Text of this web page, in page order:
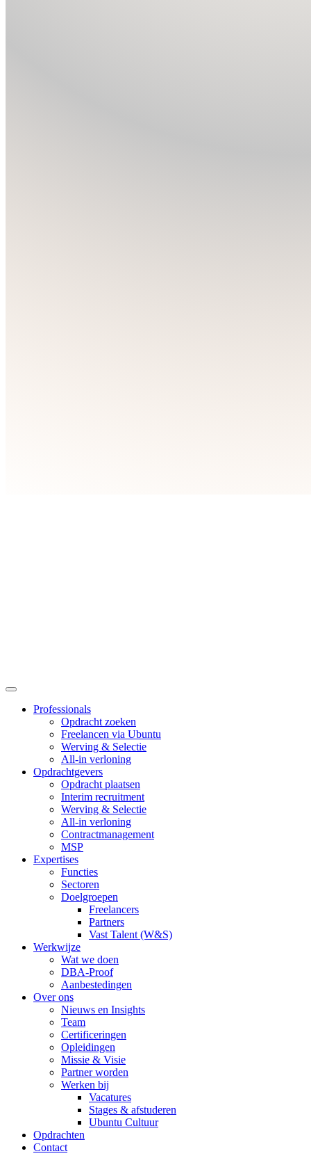
Professionals
Opdracht zoeken
Freelancen via Ubuntu
Werving & Selectie
All-in verloning
Opdrachtgevers
Opdracht plaatsen
Interim recruitment
Werving & Selectie
All-in verloning
Contractmanagement
MSP
Expertises
Functies
Sectoren
Doelgroepen
Freelancers
Partners
Vast Talent (W&S)
Werkwijze
Wat we doen
DBA-Proof
Aanbestedingen
Over ons
Nieuws en Insights
Team
Certificeringen
Opleidingen
Missie & Visie
Partner worden
Werken bij
Vacatures
Stages & afstuderen
Ubuntu Cultuur
Opdrachten
Contact